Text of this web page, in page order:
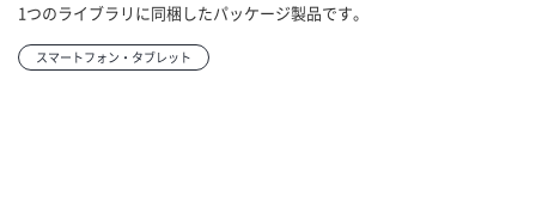
1つのライブラリに同梱したパッケージ製品です。
スマートフォン・タブレット